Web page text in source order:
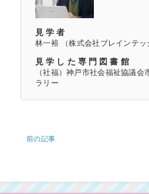
見学者
林一裕 （株式会社ブレインテッ
見学した専門図書館
（社福）神戸市社会福祉協議
ラリー
前の記事